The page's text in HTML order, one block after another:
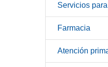
Servicios
Farmacia
Atención